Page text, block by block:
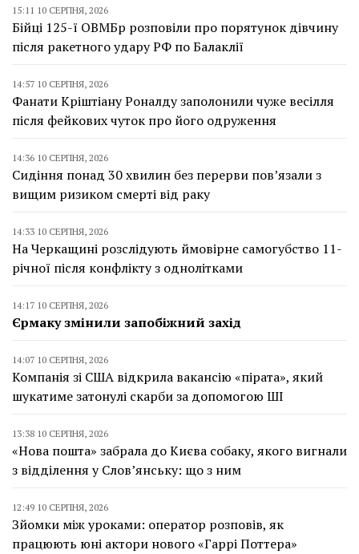
15:11 10 СЕРПНЯ, 2026
Бійці 125-ї ОВМБр розповіли про порятунок дівчину
після ракетного удару РФ по Балаклії
14:57 10 СЕРПНЯ, 2026
Фанати Кріштіану Роналду заполонили чуже весілля
після фейкових чуток про його одруження
14:36 10 СЕРПНЯ, 2026
Сидіння понад 30 хвилин без перерви пов’язали з
вищим ризиком смерті від раку
14:33 10 СЕРПНЯ, 2026
На Черкащині розслідують ймовірне самогубство 11-
річної після конфлікту з однолітками
14:17 10 СЕРПНЯ, 2026
Єрмаку змінили запобіжний захід
14:07 10 СЕРПНЯ, 2026
Компанія зі США відкрила вакансію «пірата», який
шукатиме затонулі скарби за допомогою ШІ
13:38 10 СЕРПНЯ, 2026
«Нова пошта» забрала до Києва собаку, якого вигнали
з відділення у Слов’янську: що з ним
12:49 10 СЕРПНЯ, 2026
Зйомки між уроками: оператор розповів, як
працюють юні актори нового «Гаррі Поттера»